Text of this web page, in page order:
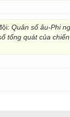
Quân số âu-Phi
tổng quát của